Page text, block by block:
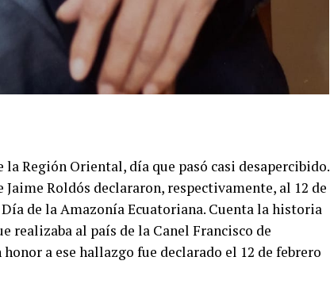
la Región Oriental, día que pasó casi desapercibido.
Roldós declararon, respectivamente, al 12 de
de la Amazonía Ecuatoriana. Cuenta la historia
realizaba al país de la Canel Francisco de
a ese hallazgo fue declarado el 12 de febrero